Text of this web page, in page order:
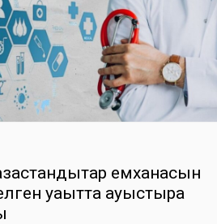
емханасын
уақытта ауыстыра